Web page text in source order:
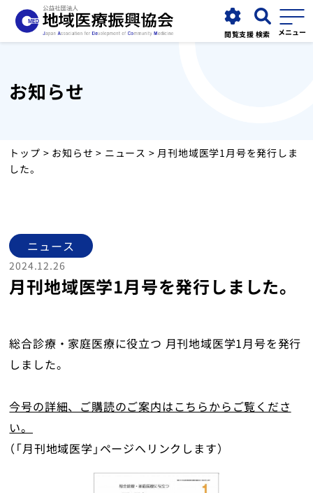
閲覧支援 検索
事業紹介
運営施設
採用情報
ライブラリ
入会のご案内
会員の方へ
お知らせ
トップ > お知らせ > ニュース > 月刊地域医学1月号を発行しま
した。
ニュース
2024.12.26
月刊地域医学1月号を発行しました。
総合診療・家庭医療に役立つ 月刊地域医学1月号を発行
しました。
今号の詳細、ご購読のご案内はこちらからご覧くださ
い。
（「月刊地域医学」ページへリンクします）